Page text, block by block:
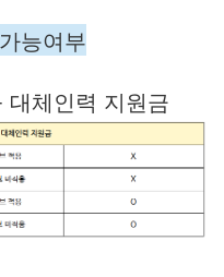
능여부
대체인력 지원금